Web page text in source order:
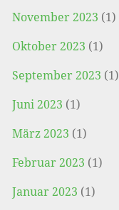
November 2023 (1)
Oktober 2023 (1)
September 2023 (1)
Juni 2023 (1)
März 2023 (1)
Februar 2023 (1)
Januar 2023 (1)